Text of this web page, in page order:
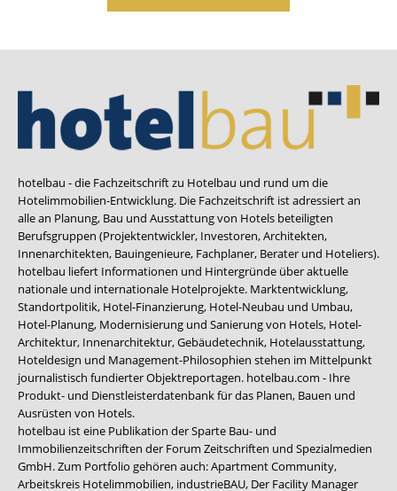
hotelbau - die Fachzeitschrift zu Hotelbau und rund um die
Hotelimmobilien-Entwicklung. Die Fachzeitschrift ist adressiert an
alle an Planung, Bau und Ausstattung von Hotels beteiligten
Berufsgruppen (Projektentwickler, Investoren, Architekten,
Innenarchitekten, Bauingenieure, Fachplaner, Berater und Hoteliers).
hotelbau liefert Informationen und Hintergründe über aktuelle
nationale und internationale Hotelprojekte. Marktentwicklung,
Standortpolitik, Hotel-Finanzierung, Hotel-Neubau und Umbau,
Hotel-Planung, Modernisierung und Sanierung von Hotels, Hotel-
Architektur, Innenarchitektur, Gebäudetechnik, Hotelausstattung,
Hoteldesign und Management-Philosophien stehen im Mittelpunkt
journalistisch fundierter Objektreportagen. hotelbau.com - Ihre
Produkt- und Dienstleisterdatenbank für das Planen, Bauen und
Ausrüsten von Hotels.
hotelbau ist eine Publikation der Sparte Bau- und
Immobilienzeitschriften der Forum Zeitschriften und Spezialmedien
GmbH. Zum Portfolio gehören auch:Apartment Community,
Arbeitskreis Hotelimmobilien, industrieBAU, Der Facility Manager